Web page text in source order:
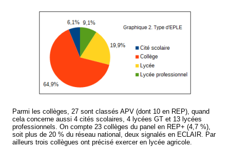
Parmi les collèges, 27 sont classés APV (dont 10 en REP), quand
cela concerne aussi 4 cités scolaires, 4 lycées GT et 13 lycées
professionnels. On compte 23 collèges du panel en REP+ (4,7 %),
soit plus de 20 % du réseau national, deux signalés en ECLAIR. Par
ailleurs trois collègues ont précisé exercer en lycée agricole.